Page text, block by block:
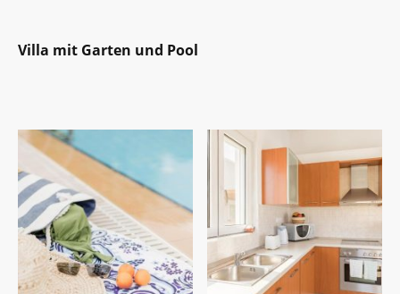
Villa mit Garten und Pool